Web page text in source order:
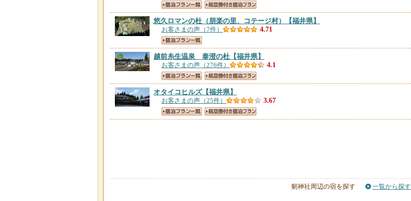
悠久ロマンの杜（朋楽の里、コテージ村） 【福井県】
お客さまの声（7件） 4.71
越前糸生温泉 泰澄の杜 【福井県】
お客さまの声（276件） 4.1
オタイコヒルズ【福井県】
お客さまの声（25件） 3.67
剱神社周辺の宿を探す 一覧から探す